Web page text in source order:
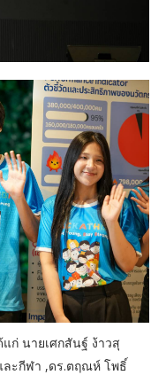
ก่ นายเศกสันฐ์ ง้าวสุ
ละกีฬา ,ดร.ตฤณห์ โพธิ์